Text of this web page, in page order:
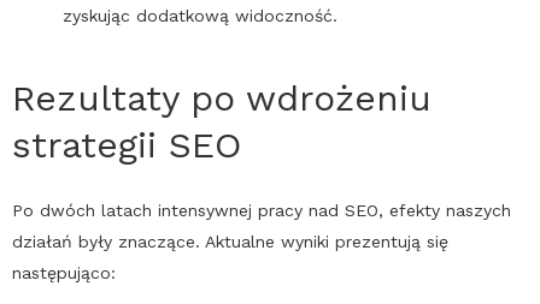
zyskując dodatkową widoczność.
Rezultaty po wdrożeniu
strategii SEO
Po dwóch latach intensywnej pracy nad SEO, efekty naszych
działań były znaczące. Aktualne wyniki prezentują się
następująco: